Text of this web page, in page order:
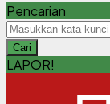
Pencarian
Cari
LAPOR!